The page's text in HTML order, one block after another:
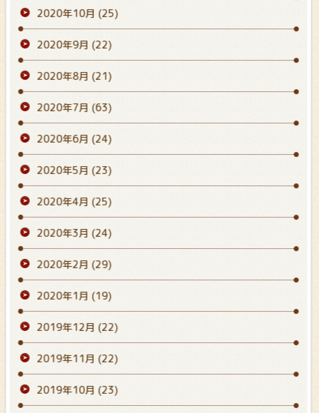
2020年10月 (25)
2020年9月 (22)
2020年8月 (21)
2020年7月 (63)
2020年6月 (24)
2020年5月 (23)
2020年4月 (25)
2020年3月 (24)
2020年2月 (29)
2020年1月 (19)
2019年12月 (22)
2019年11月 (22)
2019年10月 (23)